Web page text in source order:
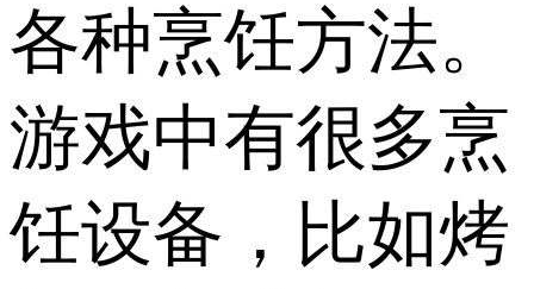
各种烹饪方法。
游戏中有很多烹
饪设备，比如烤